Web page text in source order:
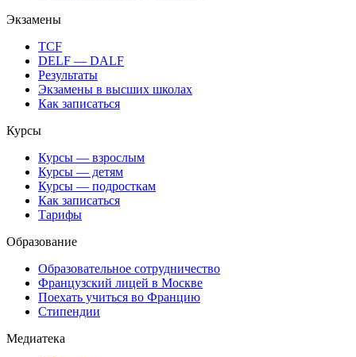
Экзамены
TCF
DELF — DALF
Результаты
Экзамены в высших школах
Как записаться
Курсы
Курсы — взрослым
Курсы — детям
Курсы — подросткам
Как записаться
Тарифы
Образование
Образовательное сотрудничество
Французский лицей в Москве
Поехать учиться во Францию
Стипендии
Медиатека